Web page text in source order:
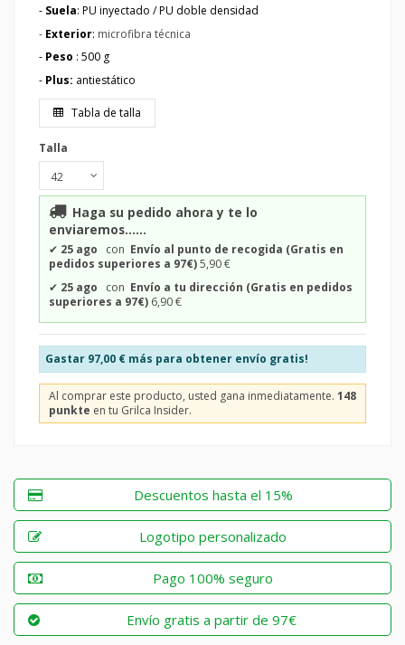
- Suela: PU inyectado / PU doble densidad
- Exterior: microfibra técnica
- Peso : 500 g
- Plus: antiestático
Tabla de talla
Talla
Haga su pedido ahora y te lo
enviaremos......
✔ 25 ago con Envío al punto de recogida (Gratis en
pedidos superiores a 97€)5,90 €
✔ 25 ago con Envío a tu dirección (Gratis en pedidos
superiores a 97€) 6,90 €
Gastar 97,00 € más para obtener envío gratis!
Al comprar este producto, usted gana inmediatamente. 148
punkte en tu Grilca Insider.
Descuentos hasta el 15%
Logotipo personalizado
Pago 100% seguro
Envío gratis a partir de 97€